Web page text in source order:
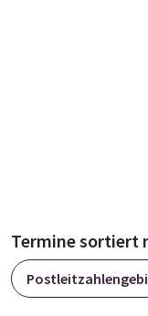
Termine sortiert